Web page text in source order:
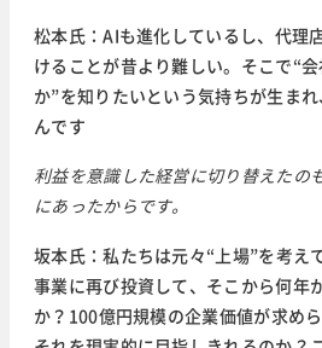
松本氏：AIも進化しているし、代理
けることが昔より難しい。そこで“
か”を知りたいという気持ちが生ま
んです
利益を意識した経営に切り替えたの
にあったからです。
坂本氏：私たちは元々“上場”を考え
事業に再び投資して、そこから何年
か？100億円規模の企業価値が求め